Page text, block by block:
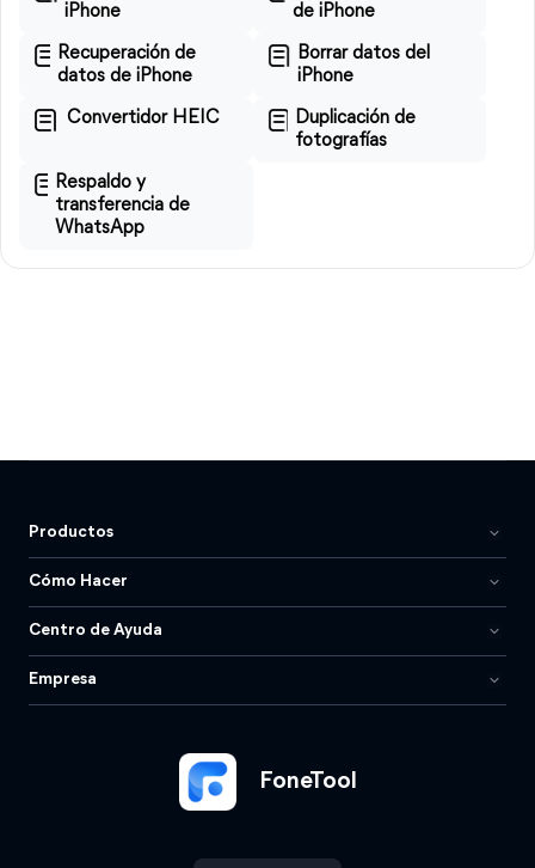
iPhone
de iPhone
Recuperación de
datos de iPhone
Borrar datos del
iPhone
Convertidor HEIC
Duplicación de
fotografías
Respaldo y
transferencia de
WhatsApp
FoneTool
Productos
Cómo Hacer
Centro de Ayuda
Empresa